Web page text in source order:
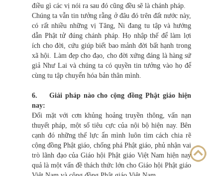
điều gì các vị nói ra sau đó cũng đều sẽ là chánh pháp.
Chúng ta vẫn tin tưởng rằng ở đâu đó trên đất nước này,
có rất nhiều những vị Tăng, Ni đang tu tập và hướng
dẫn Phật tử đúng chánh pháp. Họ nhập thế để làm lợi
ích cho đời, cứu giúp biết bao mảnh đời bất hạnh trong
xã hội. Làm đẹp cho đạo, cho đời xứng đáng là hàng sứ
giả Như Lai và chúng ta có quyền tin tưởng vào họ để
cùng tu tập chuyển hóa bản thân mình.
6. Giải pháp nào cho cộng đồng Phật giáo hiện
nay:
Đối mặt với cơn khủng hoảng truyền thông, vấn nạn
thuyết pháp, một số tiêu cực của nội bộ hiện nay. Bên
cạnh đó những thế lực ẩn mình luôn tìm cách chia rẽ
cộng đồng Phật giáo, chống phá Phật giáo, phủ nhận vai
trò lãnh đạo của Giáo hội Phật giáo Việt Nam hiện nay
quả là một vấn đề thách thức lớn cho Giáo hội Phật giáo